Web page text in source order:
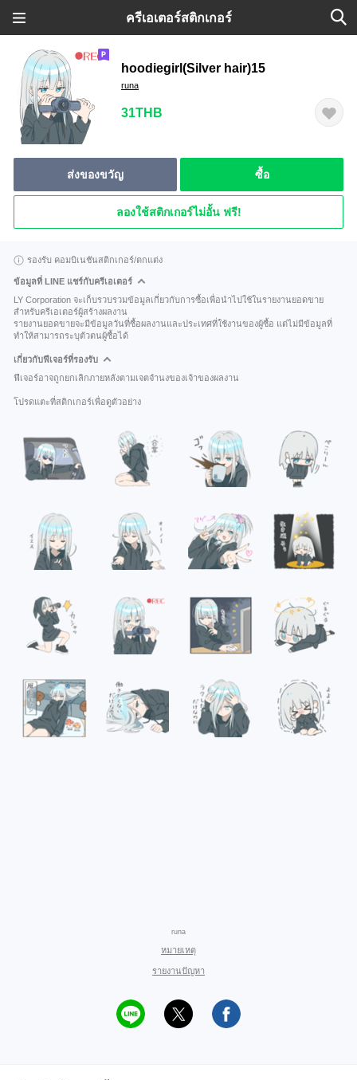
ครีเอเตอร์สติกเกอร์
hoodiegirl(Silver hair)15
runa
31THB
ส่งของขวัญ ซื้อ
ลองใช้สติกเกอร์ไม่อั้น ฟรี!
รองรับ คอมบิเนชันสติกเกอร์/ตกแต่ง
ข้อมูลที่ LINE แชร์กับครีเอเตอร์
LY Corporation จะเก็บรวบรวมข้อมูลเกี่ยวกับการซื้อเพื่อนำไปใช้ในรายงานยอดขาย
สำหรับครีเอเตอร์ผู้สร้างผลงาน
รายงานยอดขายจะมีข้อมูลวันที่ซื้อผลงานและประเทศที่ใช้งานของผู้ซื้อ แต่ไม่มีข้อมูลที่
ทำให้สามารถระบุตัวตนผู้ซื้อได้
เกี่ยวกับฟีเจอร์ที่รองรับ
ฟีเจอร์อาจถูกยกเลิกภายหลังตามเจตจำนงของเจ้าของผลงาน
โปรดแตะที่สติกเกอร์เพื่อดูตัวอย่าง
runa
หมายเหตุ
รายงานปัญหา